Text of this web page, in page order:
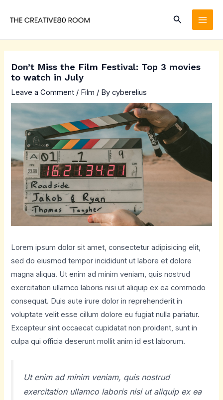
Search
Don’t Miss the Film Festival: Top 3 movies
to watch in July
Leave a Comment / Film / Bycyberelius
Lorem ipsum dolor sit amet, consectetur adipisicing elit,
sed do eiusmod tempor incididunt ut labore et dolore
magna aliqua. Ut enim ad minim veniam, quis nostrud
exercitation ullamco laboris nisi ut aliquip ex ea commodo
consequat. Duis aute irure dolor in reprehenderit in
voluptate velit esse cillum dolore eu fugiat nulla pariatur.
Excepteur sint occaecat cupidatat non proident, sunt in
culpa qui officia deserunt mollit anim id est laborum.
Ut enim ad minim veniam, quis nostrud
exercitation ullamco laboris nisi ut aliquip ex ea